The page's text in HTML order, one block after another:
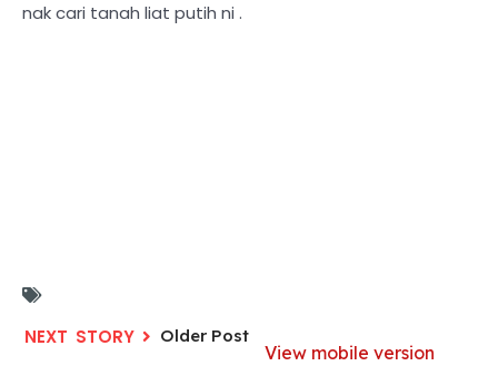
nak cari tanah liat putih ni .
Older Post
View mobile version